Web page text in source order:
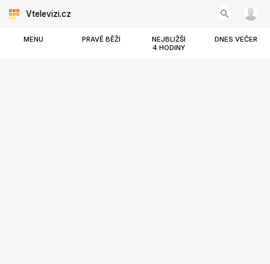
Vtelevizi.cz
MENU PRÁVĚ BĚŽÍ
NEJBLIŽŠÍ
4 HODINY
DNES VEČER